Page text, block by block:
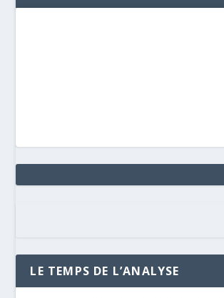
LE TEMPS DE L’ANALYSE